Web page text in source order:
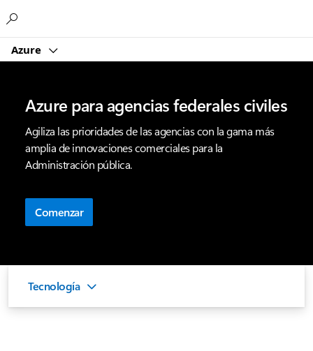
Azure
Azure para agencias federales civiles
Agiliza las prioridades de las agencias con la gama más
amplia de innovaciones comerciales para la
Administración pública.
Comenzar
Tecnología